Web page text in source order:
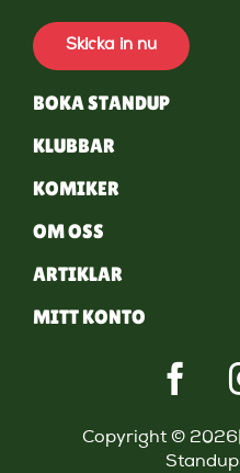
Skicka in nu
BOKA STANDUP
KLUBBAR
KOMIKER
OM OSS
ARTIKLAR
MITT KONTO
Copyright © 2026|